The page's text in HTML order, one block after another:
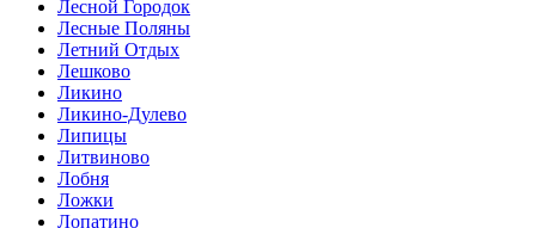
Лесной Городок
Лесные Поляны
Летний Отдых
Лешково
Ликино
Ликино-Дулево
Липицы
Литвиново
Лобня
Ложки
Лопатино